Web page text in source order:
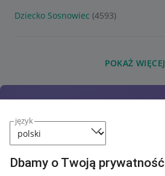
język
Dbamy o Twoją prywatność
Dziecko Sosnowiec (4593)
POKAŻ WIĘCEJ